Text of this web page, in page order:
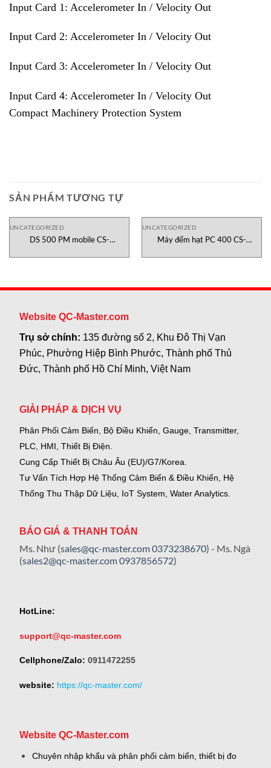
Input Card 1: Accelerometer In / Velocity Out
Input Card 2: Accelerometer In / Velocity Out
Input Card 3: Accelerometer In / Velocity Out
Input Card 4: Accelerometer In / Velocity Out
Compact Machinery Protection System
SẢN PHẨM TƯƠNG TỰ
UNCATEGORIZED
DS 500 PM mobile CS-
UNCATEGORIZED
Máy đếm hạt PC 400 CS-
Website QC-Master.com
Trụ sở chính: 135 đường số 2, Khu Đô Thị Vạn
Phúc, Phường Hiệp Bình Phước, Thành phố Thủ
Đức, Thành phố Hồ Chí Minh, Việt Nam
GIẢI PHÁP & DỊCH VỤ
Phân Phối Cảm Biến, Bộ Điều Khiển, Gauge, Transmitter,
PLC, HMI, Thiết Bị Điện.
Cung Cấp Thiết Bị Châu Âu (EU)/G7/Korea.
Tư Vấn Tích Hợp Hệ Thống Cảm Biến & Điều Khiển, Hệ
Thống Thu Thập Dữ Liệu, IoT System, Water Analytics.
BÁO GIÁ & THANH TOÁN
Ms. Như (sales@qc-master.com0373238670) - Ms. Ngà
(sales2@qc-master.com0937856572)
HotLine:
support@qc-master.com
Cellphone/Zalo: 0911472255
website: https://qc-master.com/
Website QC-Master.com
Chuyên nhập khẩu và phân phối cảm biến, thiết bị đo